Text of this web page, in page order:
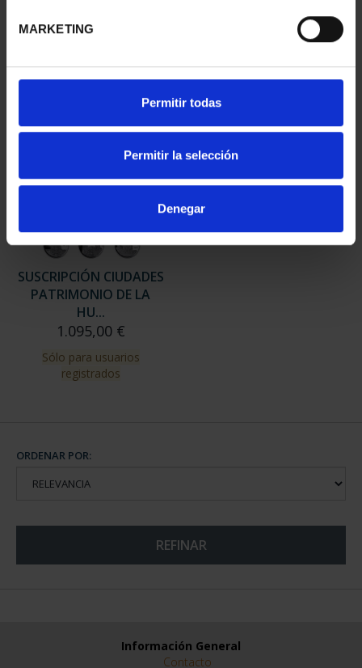
MARKETING
Permitir todas
Permitir la selección
Denegar
1.095,00 €
SUSCRIPCIÓN CIUDADES
PATRIMONIO DE LA
HU...
1.095,00 €
Sólo para usuarios
registrados
ORDENAR POR:
REFINAR
Información General
Contacto